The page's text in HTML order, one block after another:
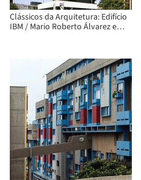
Clássicos da Arquitetura: Edifício
IBM / Mario Roberto Álvarez e